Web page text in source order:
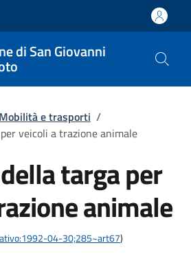
di San Giovanni
Mobilità e trasporti /
veicoli a trazione animale
targa per
animale
04-30;285~art67)